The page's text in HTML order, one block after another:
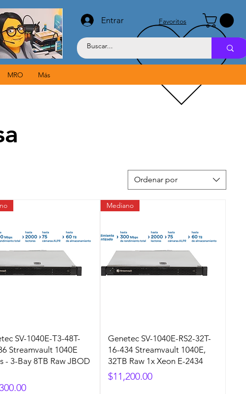
Entrar Favoritos
MRO Más
Ordenar por
SV-1040E-T3-48T-
Streamvault 1040E
- 3-Bay 8TB Raw JBOD
Mediano
Genetec SV-1040E-RS2-32T-
16-434 Streamvault 1040E,
32TB Raw 1x Xeon E-2434
Precio
$11,200.00